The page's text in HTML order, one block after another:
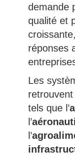
demande
qualité et
réponses
Les
tels que l’
l’
l’